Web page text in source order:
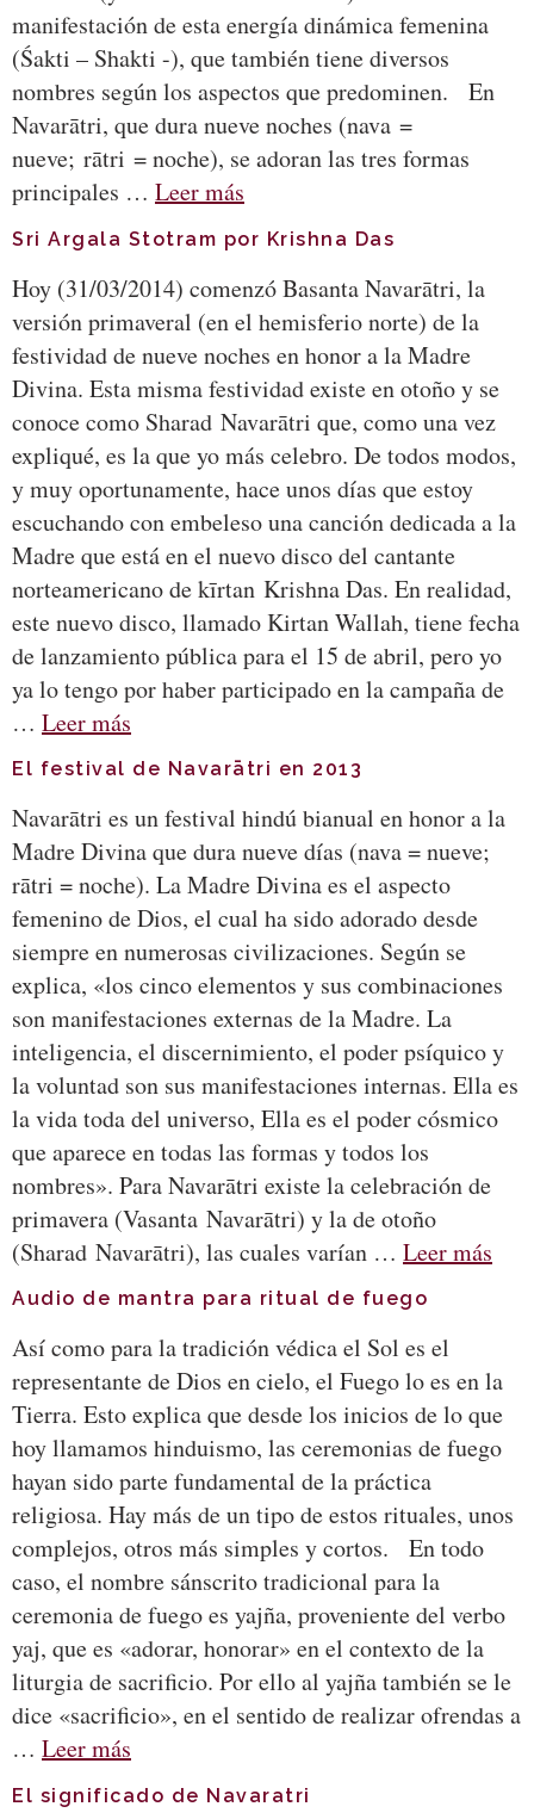
manifestación de esta energía dinámica femenina
(Śakti – Shakti -), que también tiene diversos
nombres según los aspectos que predominen. En
Navarātri, que dura nueve noches (nava =
nueve; rātri = noche), se adoran las tres formas
principales … Leer más
Sri Argala Stotram por Krishna Das
Hoy (31/03/2014) comenzó Basanta Navarātri, la
versión primaveral (en el hemisferio norte) de la
festividad de nueve noches en honor a la Madre
Divina. Esta misma festividad existe en otoño y se
conoce como Sharad Navarātri que, como una vez
expliqué, es la que yo más celebro. De todos modos,
y muy oportunamente, hace unos días que estoy
escuchando con embeleso una canción dedicada a la
Madre que está en el nuevo disco del cantante
norteamericano de kīrtan Krishna Das. En realidad,
este nuevo disco, llamado Kirtan Wallah, tiene fecha
de lanzamiento pública para el 15 de abril, pero yo
ya lo tengo por haber participado en la campaña de
… Leer más
El festival de Navarātri en 2013
Navarātri es un festival hindú bianual en honor a la
Madre Divina que dura nueve días (nava = nueve;
rātri = noche). La Madre Divina es el aspecto
femenino de Dios, el cual ha sido adorado desde
siempre en numerosas civilizaciones. Según se
explica, «los cinco elementos y sus combinaciones
son manifestaciones externas de la Madre. La
inteligencia, el discernimiento, el poder psíquico y
la voluntad son sus manifestaciones internas. Ella es
la vida toda del universo, Ella es el poder cósmico
que aparece en todas las formas y todos los
nombres». Para Navarātri existe la celebración de
primavera (Vasanta Navarātri) y la de otoño
(Sharad Navarātri), las cuales varían … Leer más
Audio de mantra para ritual de fuego
Así como para la tradición védica el Sol es el
representante de Dios en cielo, el Fuego lo es en la
Tierra. Esto explica que desde los inicios de lo que
hoy llamamos hinduismo, las ceremonias de fuego
hayan sido parte fundamental de la práctica
religiosa. Hay más de un tipo de estos rituales, unos
complejos, otros más simples y cortos. En todo
caso, el nombre sánscrito tradicional para la
ceremonia de fuego es yajña, proveniente del verbo
yaj, que es «adorar, honorar» en el contexto de la
liturgia de sacrificio. Por ello al yajña también se le
dice «sacrificio», en el sentido de realizar ofrendas a
… Leer más
El significado de Navaratri